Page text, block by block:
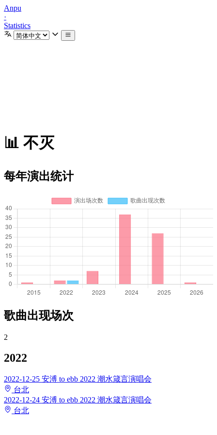
Anpu
·
Statistics
📊 不灭
每年演出统计
歌曲出现场次
2
2022
2022-12-25 安溥 to ebb 2022 潮水箴言演唱会
台北
2022-12-24 安溥 to ebb 2022 潮水箴言演唱会
台北